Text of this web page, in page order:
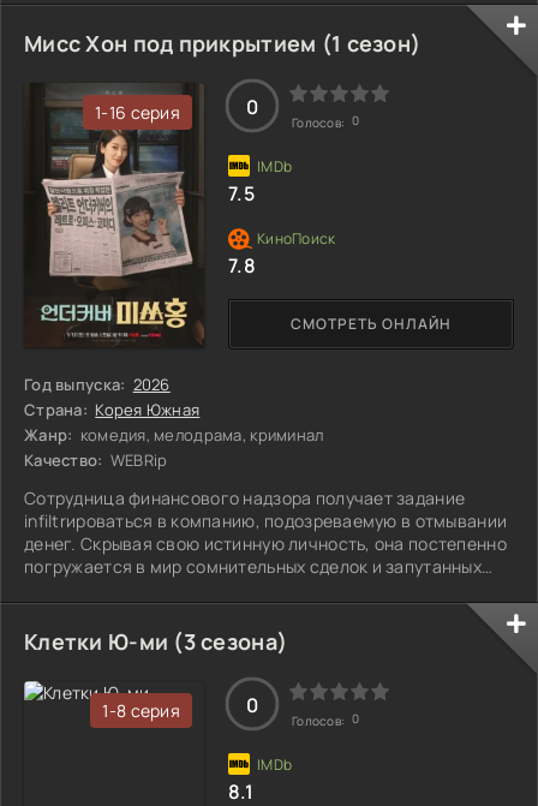
многие компании, которые ранее крепко стояли на ногах,
начинают терять клиентов, а их владельцы — надежду. В
такие моменты на первый план выходит не только
хладнокровие, но и креативное мышление.
Предприниматели вынуждены искать
Мисс Хон под прикрытием (1 сезон)
1-16 серия
Год выпуска: 2026
Страна: Корея Южная
Жанр: комедия, мелодрама, криминал
Качество: WEBRip
Сотрудница финансового надзора получает задание
infiltrироваться в компанию, подозреваемую в отмывании
денег. Скрывая свою истинную личность, она постепенно
погружается в мир сомнительных сделок и запутанных
анализировать финансовые потоки, но и
взаимодействовать с теми, кто готов пойти на всё ради
прибыли. Каждый шаг может стать решающим, и доверять
никому нельзя. В этом опасном мире, где все играют
свою роль, неясно, кто окажется настоящим
СМОТРЕТЬ ОНЛАЙН
0
Голосов: 0
7.5
7.8
Клетки Ю-ми (3 сезона)
1-8 серия 0
Голосов: 0
8.1